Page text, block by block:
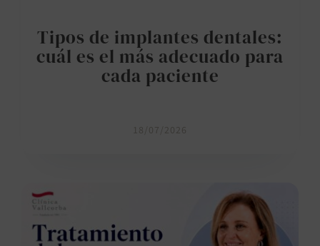
Tipos de implantes dentales:
cuál es el más adecuado para
cada paciente
18/07/2026